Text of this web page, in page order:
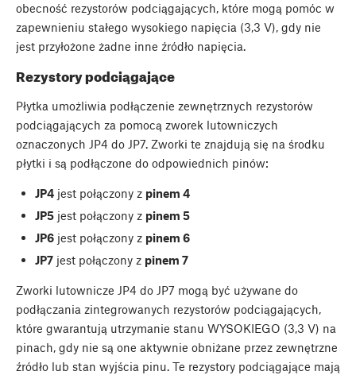
obecność rezystorów podciągających, które mogą pomóc w
zapewnieniu stałego wysokiego napięcia (3,3 V), gdy nie
jest przyłożone żadne inne źródło napięcia.
Rezystory podciągające
Płytka umożliwia podłączenie zewnętrznych rezystorów
podciągających za pomocą zworek lutowniczych
oznaczonych JP4 do JP7. Zworki te znajdują się na środku
płytki i są podłączone do odpowiednich pinów:
JP4jest połączony z pinem 4
JP5jest połączony z pinem 5
JP6jest połączony z pinem 6
JP7jest połączony z pinem 7
Zworki lutownicze JP4 do JP7 mogą być używane do
podłączania zintegrowanych rezystorów podciągających,
które gwarantują utrzymanie stanu WYSOKIEGO (3,3 V) na
pinach, gdy nie są one aktywnie obniżane przez zewnętrzne
źródło lub stan wyjścia pinu. Te rezystory podciągające mają